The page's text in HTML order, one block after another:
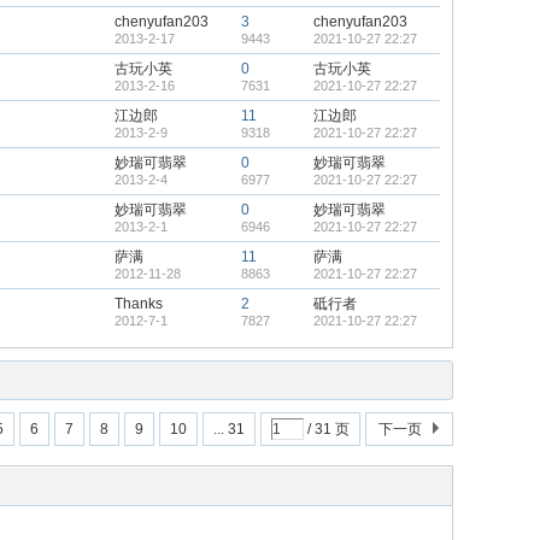
chenyufan203
2013-2-17
3
9443
chenyufan203
2021-10-27 22:27
古玩小英
2013-2-16
0
7631
古玩小英
2021-10-27 22:27
江边郎
2013-2-9
11
9318
江边郎
2021-10-27 22:27
妙瑞可翡翠
2013-2-4
0
6977
妙瑞可翡翠
2021-10-27 22:27
妙瑞可翡翠
2013-2-1
0
6946
妙瑞可翡翠
2021-10-27 22:27
萨满
2012-11-28
11
8863
萨满
2021-10-27 22:27
Thanks
2012-7-1
2
7827
砥行者
2021-10-27 22:27
6 7 8 9 10 ... 31 / 31 页 下一页